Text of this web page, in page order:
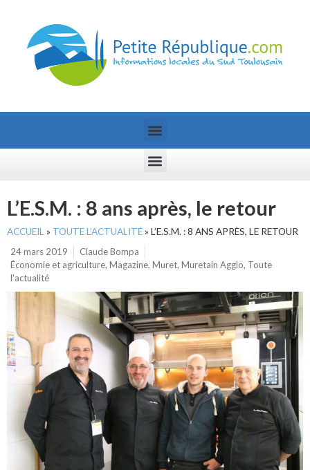
L’E.S.M. : 8 ans après, le retour
ACCUEIL » TOUTE L’ACTUALITÉ» L’E.S.M. : 8 ANS APRÈS, LE RETOUR
24 mars 2019
Claude Bompa
Économie et agriculture, Magazine, Muret, Muretain Agglo, Toute
l'actualité